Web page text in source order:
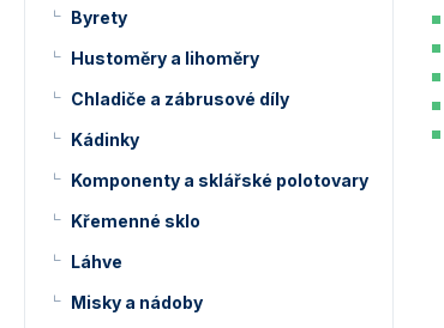
Byrety
Hustoměry a lihoměry
Chladiče a zábrusové díly
Kádinky
Komponenty a sklářské polotovary
Křemenné sklo
Láhve
Misky a nádoby